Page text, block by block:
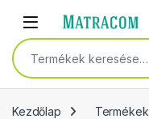
Open
Keresés a következőre:
Kezdőlap Termékek